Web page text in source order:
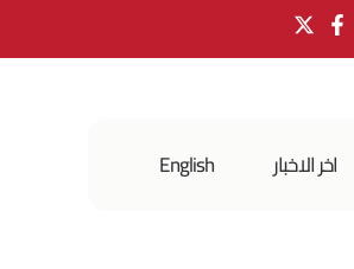
اخر الاخبار English